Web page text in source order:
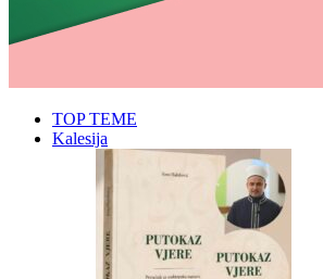
TOP TEME
Kalesija